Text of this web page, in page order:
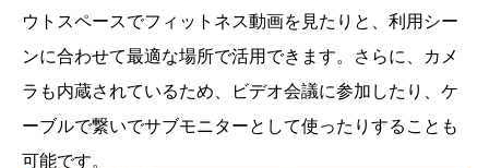
ウトスペースでフィットネス動画を見たりと、利用シー
ンに合わせて最適な場所で活用できます。さらに、カメ
ラも内蔵されているため、ビデオ会議に参加したり、ケ
ーブルで繋いでサブモニターとして使ったりすることも
可能です。